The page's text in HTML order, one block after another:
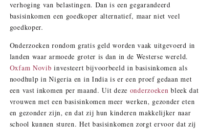
verhoging van belastingen. Dan is een gegarandeerd
basisinkomen een goedkoper alternatief, maar niet veel
goedkoper.
Onderzoeken rondom gratis geld worden vaak uitgevoerd in
landen waar armoede groter is dan in de Westerse wereld.
Oxfam Novib investeert bijvoorbeeld in basisinkomen als
noodhulp in Nigeria en in India is er een proef gedaan met
een vast inkomen per maand. Uit deze onderzoeken bleek dat
vrouwen met een basisinkomen meer werken, gezonder eten
en gezonder zijn, en dat zij hun kinderen makkelijker naar
school kunnen sturen. Het basisinkomen zorgt ervoor dat zij